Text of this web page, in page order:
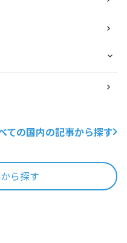
ての国内の記事から探す
ら探す